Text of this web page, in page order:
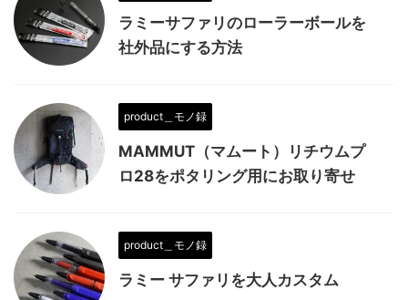
ラミーサファリのローラーボールを
社外品にする方法
product＿モノ録
MAMMUT（マムート）リチウムプ
ロ28をポタリング用にお取り寄せ
product＿モノ録
ラミー サファリを大人カスタム